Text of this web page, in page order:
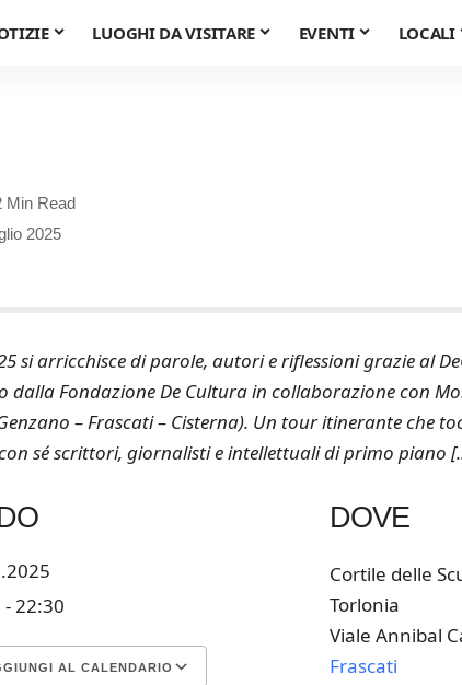
LUOGHI DA VISITARE EVENTI LOCALI
2025
Min Read
si arricchisce di parole, autori e riflessioni grazie al
dalla Fondazione De Cultura in collaborazione con
– Frascati – Cisterna). Un tour itinerante che
sé scrittori, giornalisti e intellettuali di primo piano
22:30
AL CALENDARIO
DOVE
Cortile delle
Torlonia
Viale Annibal
Frascati